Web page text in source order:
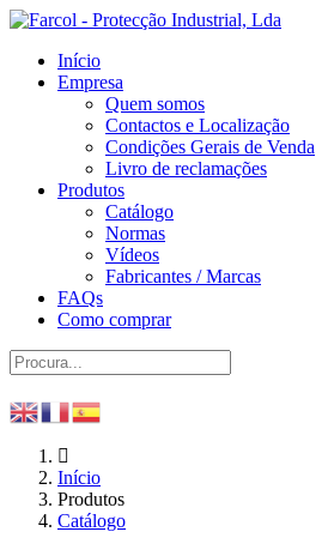
Início
Empresa
Quem somos
Contactos e Localização
Condições Gerais de Venda
Livro de reclamações
Produtos
Catálogo
Normas
Vídeos
Fabricantes / Marcas
FAQs
Como comprar
Início
Produtos
Catálogo